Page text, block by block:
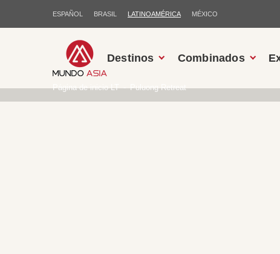
ESPAÑOL BRASIL LATINOAMÉRICA MÉXICO
Destinos Combinados
Página de inicio LT Puluong Retreat